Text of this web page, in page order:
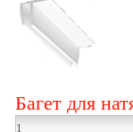
Багет для